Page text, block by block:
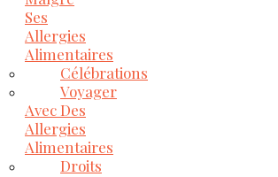
Ses
Allergies
Alimentaires
Célébrations
Voyager
Avec Des
Allergies
Alimentaires
Droits